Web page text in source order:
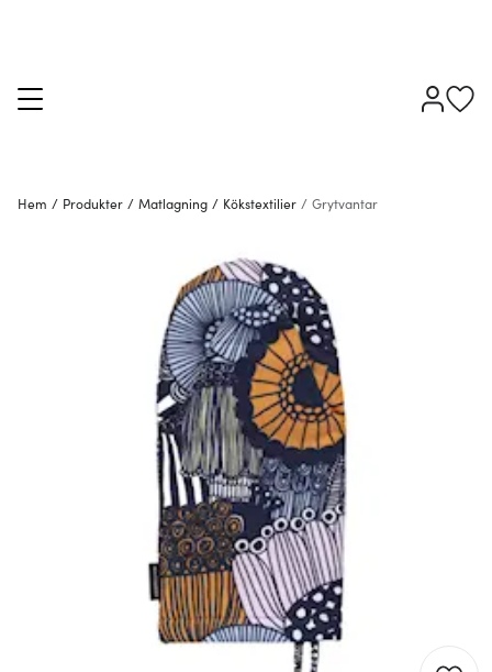
Hem / Produkter / Matlagning / Kökstextilier / Grytvantar